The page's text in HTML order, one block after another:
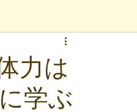
力は
学ぶ